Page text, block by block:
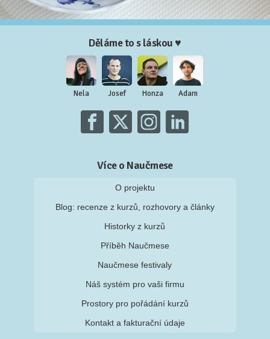
Děláme to s láskou ♥
Nela Josef Honza Adam
Více o Naučmese
O projektu
Blog: recenze z kurzů, rozhovory a články
Historky z kurzů
Příběh Naučmese
Naučmese festivaly
Náš systém pro vaši firmu
Prostory pro pořádání kurzů
Kontakt a fakturační údaje